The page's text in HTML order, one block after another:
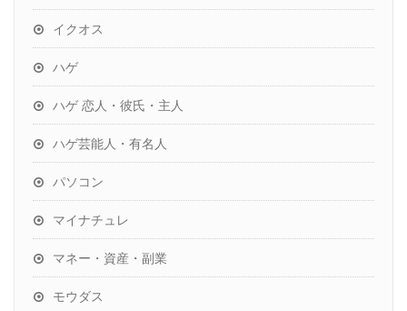
イクオス
ハゲ
ハゲ 恋人・彼氏・主人
ハゲ芸能人・有名人
パソコン
マイナチュレ
マネー・資産・副業
モウダス